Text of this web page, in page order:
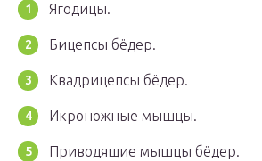
Ягодицы.
Бицепсы бёдер.
Квадрицепсы бёдер.
Икроножные мышцы.
Приводящие мышцы бёдер.